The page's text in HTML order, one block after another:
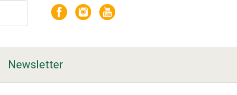
Newsletter